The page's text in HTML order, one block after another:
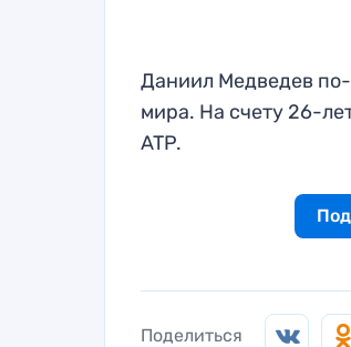
Даниил Медведев
мира. На счету 26-
ATP.
Поделиться